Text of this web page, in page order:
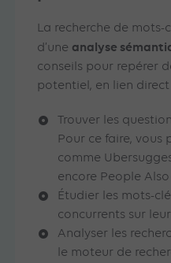
La recherche de
d’une analyse
conseils pour repérer
potentiel, en lien
Trouver les
Pour ce faire, vous
comme
encore People Also
Étudier les mots-
concurrents sur
Analyser les
le moteur de